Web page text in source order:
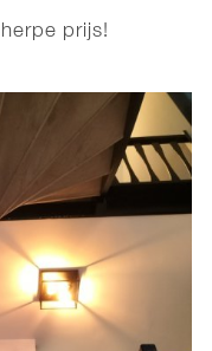
prijs!